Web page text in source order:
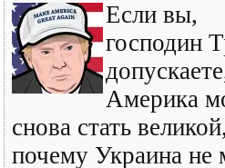
Если вы,
господин
Америка
снова стать
почему Украина не